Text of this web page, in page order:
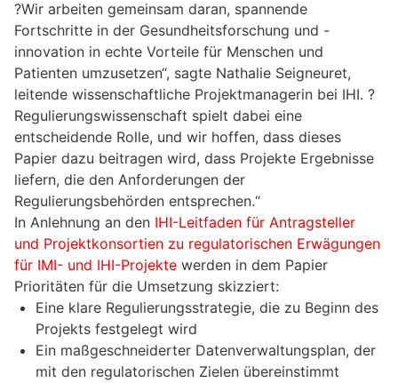
?Wir arbeiten gemeinsam daran, spannende
Fortschritte in der Gesundheitsforschung und -
innovation in echte Vorteile für Menschen und
Patienten umzusetzen“, sagte Nathalie Seigneuret,
leitende wissenschaftliche Projektmanagerin bei IHI. ?
Regulierungswissenschaft spielt dabei eine
entscheidende Rolle, und wir hoffen, dass dieses
Papier dazu beitragen wird, dass Projekte Ergebnisse
liefern, die den Anforderungen der
Regulierungsbehörden entsprechen.“
In Anlehnung an den IHI-Leitfaden für Antragsteller
und Projektkonsortien zu regulatorischen Erwägungen
für IMI- und IHI-Projekte werden in dem Papier
Prioritäten für die Umsetzung skizziert:
Eine klare Regulierungsstrategie, die zu Beginn des
Projekts festgelegt wird
Ein maßgeschneiderter Datenverwaltungsplan, der
mit den regulatorischen Zielen übereinstimmt